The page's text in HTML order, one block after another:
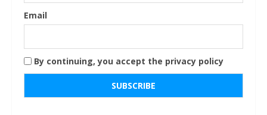
Email
By continuing, you accept the privacy policy